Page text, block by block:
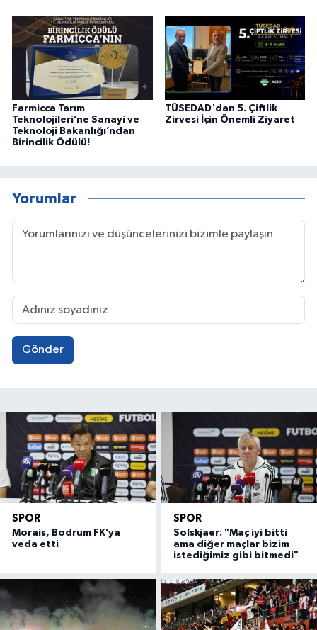
Farmicca Tarım
Teknolojileri’ne Sanayi ve
Teknoloji Bakanlığı’ndan
Birincilik Ödülü!
TÜSEDAD'dan 5. Çiftlik
Zirvesi İçin Önemli Ziyaret
Yorumlar
Gönder
SPOR
Morais, Bodrum FK’ya
veda etti
SPOR
Solskjaer: "Maç iyi bitti
ama diğer maçlar bizim
istediğimiz gibi bitmedi"